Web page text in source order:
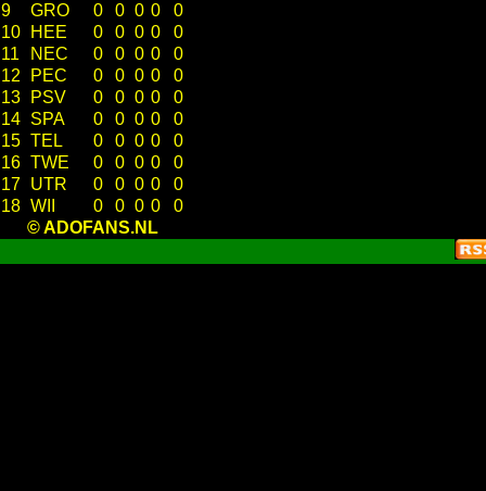
9
GRO 0 0 0 0
0
10
HEE 0 0 0 0
0
11
NEC 0 0 0 0
0
12
PEC 0 0 0 0
0
13
PSV 0 0 0 0
0
14 SPA 0 0 0 0
0
15 TEL 0 0 0 0
0
16 TWE 0 0 0 0
0
17 UTR 0 0 0 0
0
18 WII 0 0 0 0
0
© ADOFANS.NL